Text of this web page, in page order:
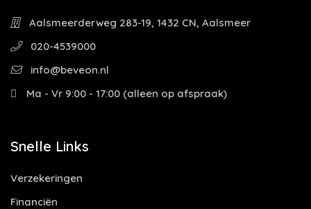
Aalsmeerderweg 283-19, 1432 CN, Aalsmeer
020-4539000
info@beveon.nl
Ma - Vr 9:00 - 17:00 (alleen op afspraak)
Snelle Links
Verzekeringen
Financiën